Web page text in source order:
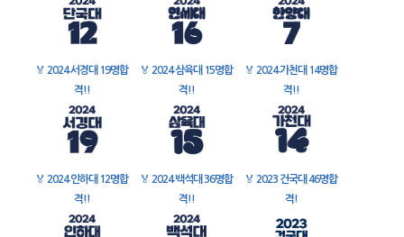
🏅 2024 서경대 19명합
격!!
🏅 2024 삼육대 15명합
격!!
🏅 2024 가천대 14명합
격!!
🏅 2024 인하대 12명합
격!!
🏅 2024 백석대 36명합
격!!
🏅 2023 건국대 46명합
격!